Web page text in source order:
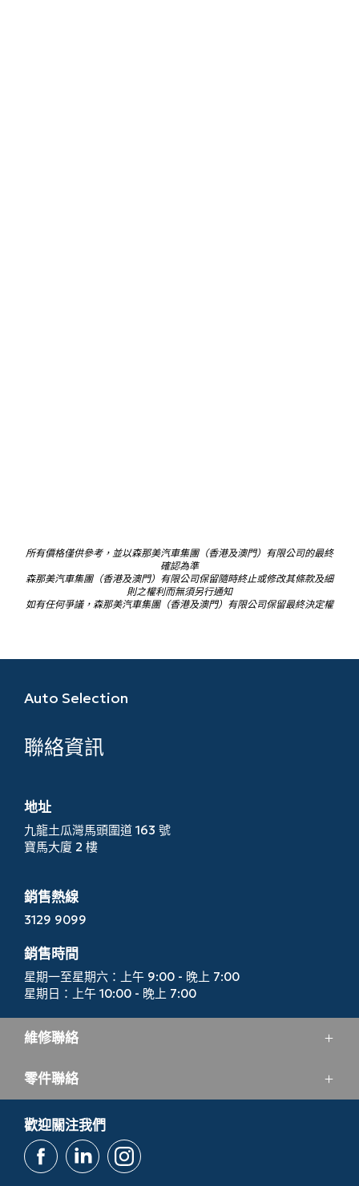
所有價格僅供參考，並以森那美汽車集團（香港及澳門）有限公司的最終
確認為準
森那美汽車集團（香港及澳門）有限公司保留隨時終止或修改其條款及細
則之權利而無須另行通知
如有任何爭議，森那美汽車集團（香港及澳門）有限公司保留最終決定權
Auto Selection
聯絡資訊
地址
九龍土瓜灣馬頭圍道 163 號
寶馬大廈 2 樓
銷售熱線
3129 9099
銷售時間
星期一至星期六：上午 9:00 - 晚上 7:00
星期日：上午 10:00 - 晚上 7:00
維修聯絡
服務電話
服務時間
星期一至星期五：上午 8:00 - 晚上 7:00
零件聯絡
零件部門電話
2713 5164
歡迎關注我們